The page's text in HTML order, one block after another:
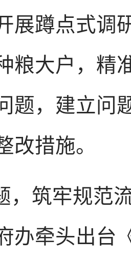
展蹲点式调
粮大户，精
题，建立问
改措施。
，筑牢规范
办牵头出台